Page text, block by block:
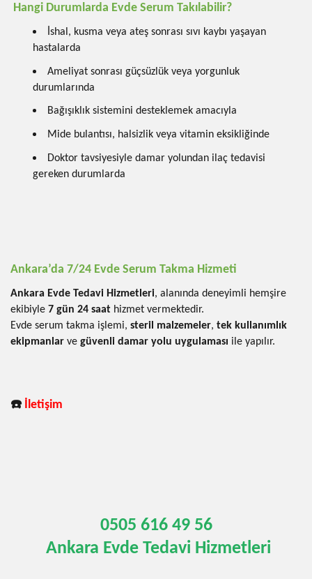
Hangi Durumlarda Evde Serum Takılabilir?
İshal, kusma veya ateş sonrası sıvı kaybı yaşayan
hastalarda
Ameliyat sonrası güçsüzlük veya yorgunluk
durumlarında
Bağışıklık sistemini desteklemek amacıyla
Mide bulantısı, halsizlik veya vitamin eksikliğinde
Doktor tavsiyesiyle damar yolundan ilaç tedavisi
gereken durumlarda
Ankara’da 7/24 Evde Serum Takma Hizmeti
Ankara Evde Tedavi Hizmetleri, alanında deneyimli hemşire
ekibiyle 7 gün 24 saat hizmet vermektedir.
Evde serum takma işlemi, steril malzemeler, tek kullanımlık
ekipmanlar ve güvenli damar yolu uygulaması ile yapılır.
☎️ İletişim
0505 616 49 56
Ankara Evde Tedavi Hizmetleri